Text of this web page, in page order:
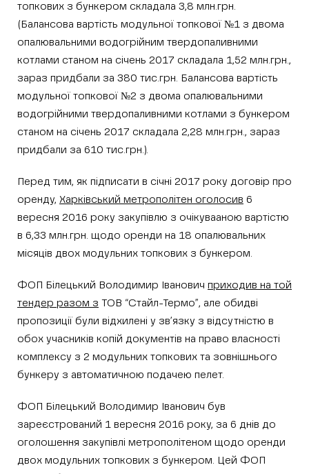
топкових з бункером складала 3,8 млн.грн.
(Балансова вартість модульної топкової №1 з двома
опалювальними водогрійним твердопаливними
котлами станом на січень 2017 складала 1,52 млн.грн.,
зараз придбали за 380 тис.грн. Балансова вартість
модульної топкової №2 з двома опалювальними
водогрійними твердопаливними котлами з бункером
станом на січень 2017 складала 2,28 млн.грн., зараз
придбали за 610 тис.грн.).
Перед тим, як підписати в січні 2017 року договір про
оренду, Харківський метрополітен оголосив 6
вересня 2016 року закупівлю з очікувааною вартістю
в 6,33 млн.грн. щодо оренди на 18 опалювальних
місяців двох модульних топкових з бункером.
ФОП Білецький Володимир Іванович приходив на той
тендер разом з ТОВ “Стайл-Термо”, але обидві
пропозиції були відхилені у зв’язку з відсутністю в
обох учасників копій документів на право власності
комплексу з 2 модульних топкових та зовнішнього
бункеру з автоматичною подачею пелет.
ФОП Білецький Володимир Іванович був
зареєстрований 1 вересня 2016 року, за 6 днів до
оголошення закупівлі метрополітеном щодо оренди
двох модульних топкових з бункером. Цей ФОП